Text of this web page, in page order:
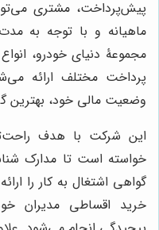
پیش‌پرداخت، مشتری
ماهیانه و با توجه به
مجموعۀ دنیای خودرو،
پرداخت مختلف ارائه
وضعیت مالی خود، بهترین
این شرکت با هدف
خواسته است تا مدارک
گواهی اشتغال به کار را
خرید اقساطی مدیران